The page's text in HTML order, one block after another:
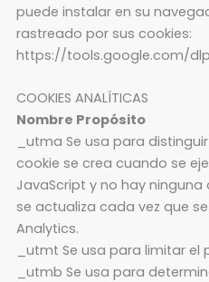
puede instalar en su
rastreado por sus cookies:
https://tools.google.com/
COOKIES ANALÍTICAS
Nombre Propósito
_utma Se usa para
cookie se crea cuando se
JavaScript y no hay
se actualiza cada vez que
Analytics.
_utmt Se usa para limitar
_utmb Se usa para